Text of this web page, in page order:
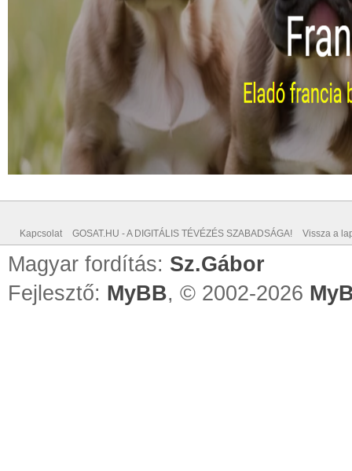
Kapcsolat GOSAT.HU - A DIGITÁLIS TÉVÉZÉS SZABADSÁGA! Vissza a
Magyar fordítás: Sz.Gábor
Fejlesztő: MyBB, © 2002-2026